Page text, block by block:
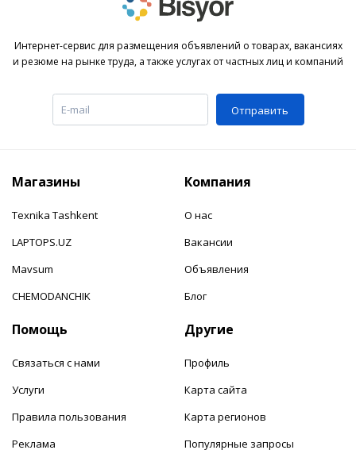
Интернет-сервис для размещения объявлений о товарах, вакансиях
и резюме на рынке труда, а также услугах от частных лиц и компаний
Отправить
Магазины
Texnika Tashkent
LAPTOPS.UZ
Mavsum
CHEMODANCHIK
Компания
О нас
Вакансии
Объявления
Блог
Помощь
Связаться с нами
Услуги
Правила пользования
Реклама
Другие
Профиль
Карта сайта
Карта регионов
Популярные запросы